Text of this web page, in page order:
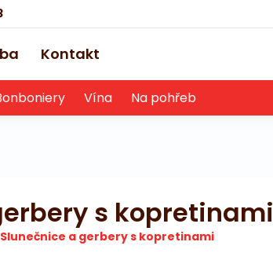
Vína Na pohřeb
Kontakt
s kopretinami
Slunečnice a gerbery s kopretinami